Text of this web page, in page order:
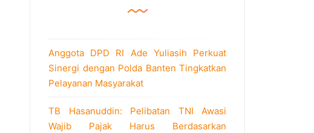
Anggota DPD RI Ade Yuliasih Perkuat
Sinergi dengan Polda Banten Tingkatkan
Pelayanan Masyarakat
TB Hasanuddin: Pelibatan TNI Awasi
Wajib Pajak Harus Berdasarkan